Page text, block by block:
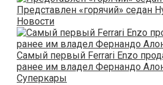
Представлен «горячий» седан
Новости
Самый первый Ferrari Enzo
ранее им владел Фернандо
Суперкары